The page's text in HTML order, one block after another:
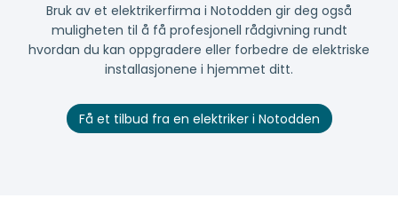
Bruk av et elektrikerfirma i Notodden gir deg også
muligheten til å få profesjonell rådgivning rundt
hvordan du kan oppgradere eller forbedre de elektriske
installasjonene i hjemmet ditt.
Få et tilbud fra en elektriker i Notodden